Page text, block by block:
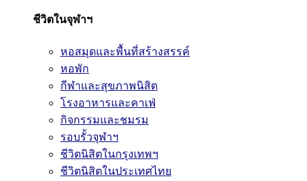
ชีวิตในจุฬาฯ
หอสมุดและพื้นที่สร้างสรรค์
หอพัก
กีฬาและสุขภาพนิสิต
โรงอาหารและคาเฟ่
กิจกรรมและชมรม
รอบรั้วจุฬาฯ
ชีวิตนิสิตในกรุงเทพฯ
ชีวิตนิสิตในประเทศไทย